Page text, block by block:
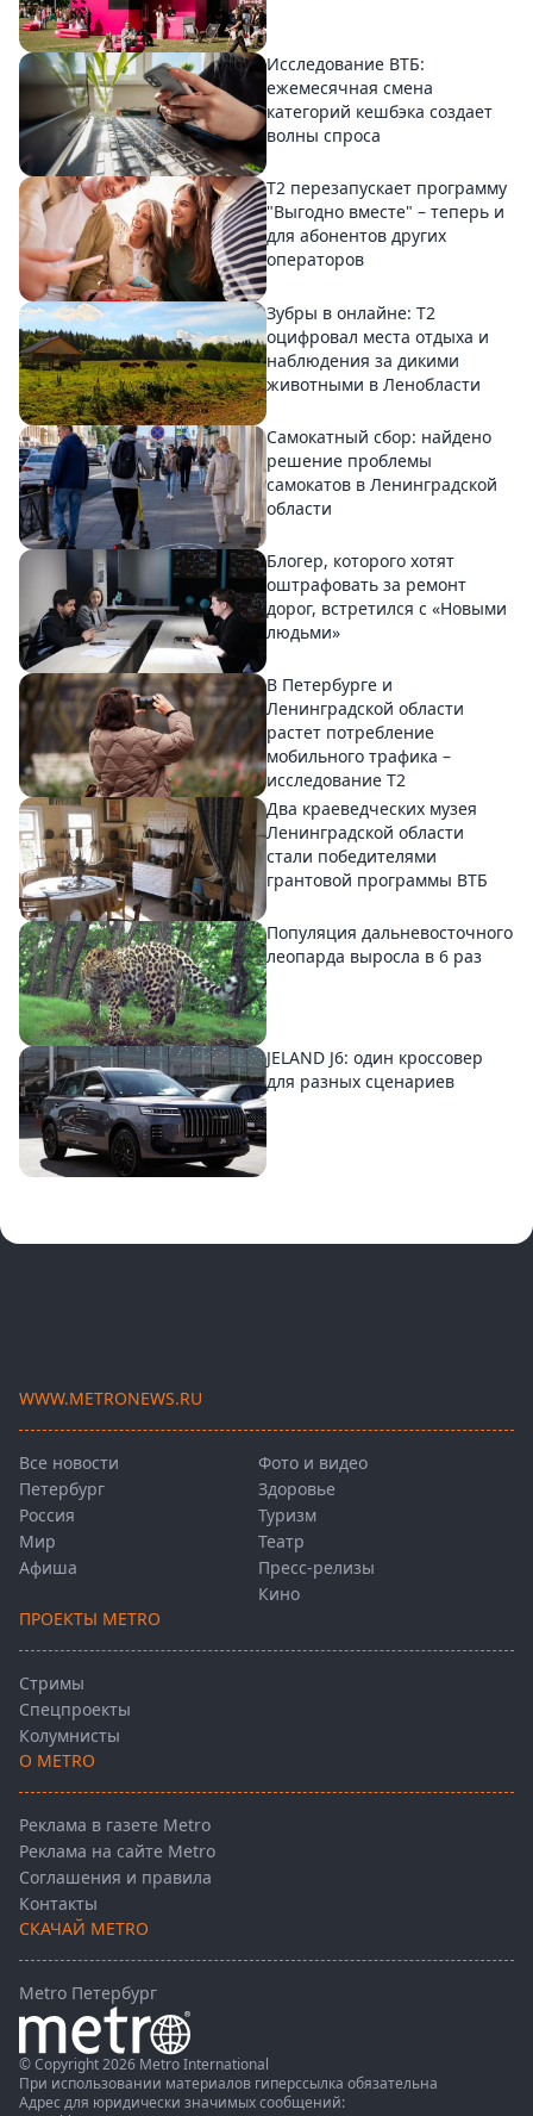
Исследование ВТБ:
ежемесячная смена
категорий кешбэка создает
волны спроса
Т2 перезапускает программу
"Выгодно вместе" – теперь и
для абонентов других
операторов
Зубры в онлайне: Т2
оцифровал места отдыха и
наблюдения за дикими
животными в Ленобласти
Самокатный сбор: найдено
решение проблемы
самокатов в Ленинградской
области
Блогер, которого хотят
оштрафовать за ремонт
дорог, встретился с «Новыми
людьми»
В Петербурге и
Ленинградской области
растет потребление
мобильного трафика –
исследование T2
Два краеведческих музея
Ленинградской области
стали победителями
грантовой программы ВТБ
Популяция дальневосточного
леопарда выросла в 6 раз
JELAND J6: один кроссовер
для разных сценариев
WWW.METRONEWS.RU
Все новости
Петербург
Россия
Мир
Афиша
Фото и видео
Здоровье
Туризм
Театр
Пресс-релизы
Кино
ПРОЕКТЫ METRO
Стримы
Спецпроекты
Колумнисты
О METRO
Реклама в газете Metro
Реклама на сайте Metro
Соглашения и правила
Контакты
СКАЧАЙ METRO
Metro Петербург
© Copyright 2026 Metro International
При использовании материалов гиперссылка обязательна
Адрес для юридически значимых сообщений: